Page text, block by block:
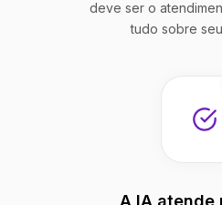
deve ser o
tudo sobre
A IA atende